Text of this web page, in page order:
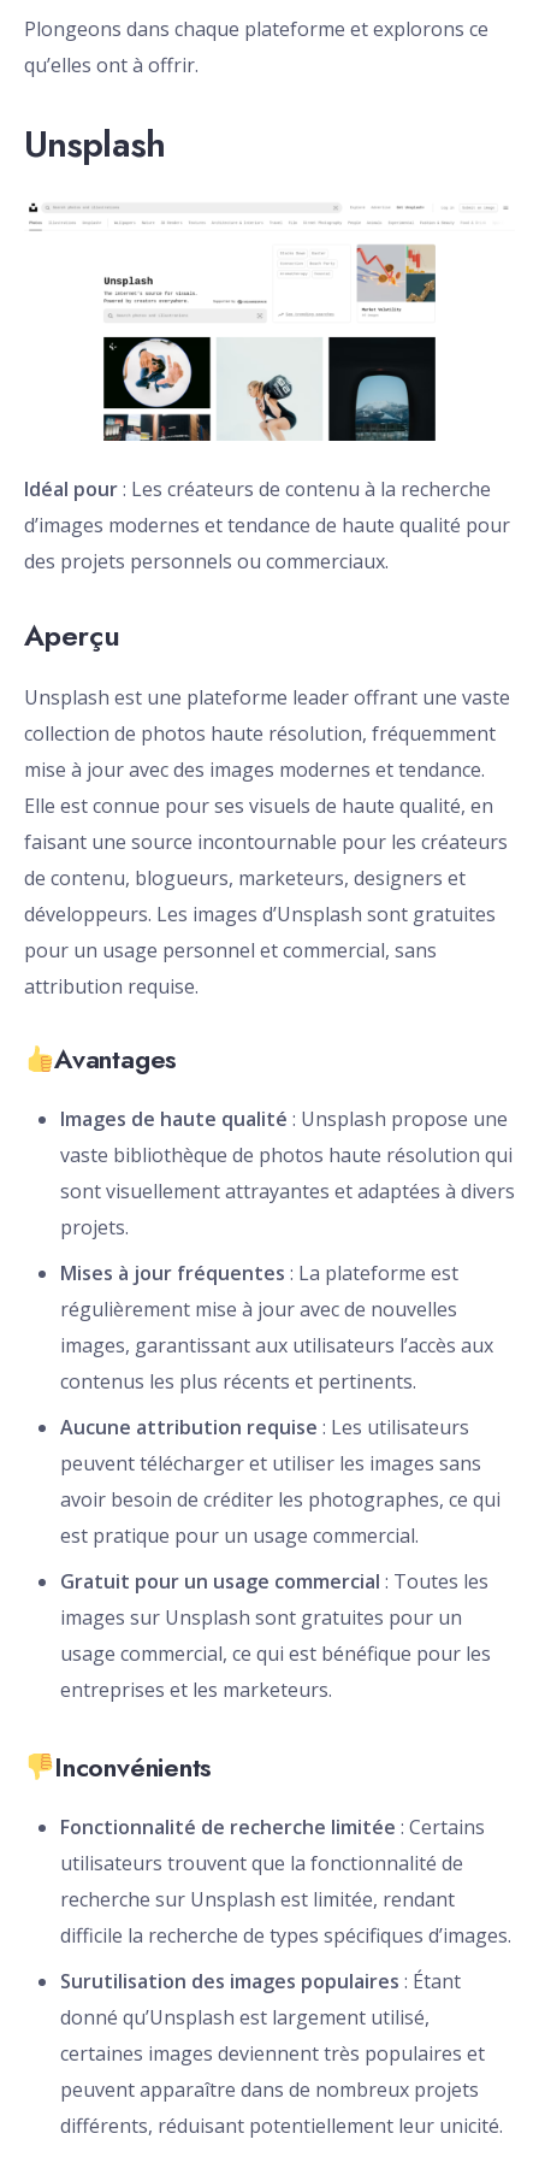
Plongeons dans chaque plateforme et explorons ce
qu’elles ont à offrir.
Unsplash
Idéal pour: Les créateurs de contenu à la recherche
d’images modernes et tendance de haute qualité pour
des projets personnels ou commerciaux.
Aperçu
Unsplash est une plateforme leader offrant une vaste
collection de photos haute résolution, fréquemment
mise à jour avec des images modernes et tendance.
Elle est connue pour ses visuels de haute qualité, en
faisant une source incontournable pour les créateurs
de contenu, blogueurs, marketeurs, designers et
développeurs. Les images d’Unsplash sont gratuites
pour un usage personnel et commercial, sans
attribution requise.
Avantages
Images de haute qualité : Unsplash propose une
vaste bibliothèque de photos haute résolution qui
sont visuellement attrayantes et adaptées à divers
projets.
Mises à jour fréquentes : La plateforme est
régulièrement mise à jour avec de nouvelles
images, garantissant aux utilisateurs l’accès aux
contenus les plus récents et pertinents.
Aucune attribution requise : Les utilisateurs
peuvent télécharger et utiliser les images sans
avoir besoin de créditer les photographes, ce qui
est pratique pour un usage commercial.
Gratuit pour un usage commercial : Toutes les
images sur Unsplash sont gratuites pour un
usage commercial, ce qui est bénéfique pour les
entreprises et les marketeurs.
Inconvénients
Fonctionnalité de recherche limitée : Certains
utilisateurs trouvent que la fonctionnalité de
recherche sur Unsplash est limitée, rendant
difficile la recherche de types spécifiques d’images.
Surutilisation des images populaires : Étant
donné qu’Unsplash est largement utilisé,
certaines images deviennent très populaires et
peuvent apparaître dans de nombreux projets
différents, réduisant potentiellement leur unicité.